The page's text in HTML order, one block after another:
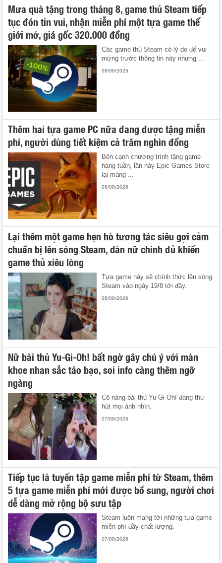
Mưa quà tặng trong tháng 8, game thủ Steam tiếp
tục đón tin vui, nhận miễn phí một tựa game thế
giới mở, giá gốc 320.000 đồng
Các game thủ Steam có lý do để vui
mừng trước thông tin này nhưng ...
08/08/2026
Thêm hai tựa game PC nữa đang được tặng miễn
phí, người dùng tiết kiệm cả trăm nghìn đồng
Bên cạnh chương trình tặng game
hàng tuần, lần này Epic Games Store
lại mang ...
08/08/2026
Lại thêm một game hẹn hò tương tác siêu gợi cảm
chuẩn bị lên sóng Steam, dàn nữ chính đủ khiến
game thủ xiêu lòng
Tựa game này sẽ chính thức lên sóng
Steam vào ngày 19/8 tới đây.
08/08/2026
Nữ bài thủ Yu-Gi-Oh! bất ngờ gây chú ý với màn
khoe nhan sắc táo bạo, soi info càng thêm ngỡ
ngàng
Cô nàng bài thủ Yu-Gi-Oh! đang thu
hút mọi ánh nhìn.
07/08/2026
Tiếp tục là tuyển tập game miễn phí từ Steam, thêm
5 tựa game miễn phí mới được bổ sung, người chơi
dễ dàng mở rộng bộ sưu tập
Steam luôn mang tới những tựa game
miễn phí đầy chất lượng.
07/08/2026